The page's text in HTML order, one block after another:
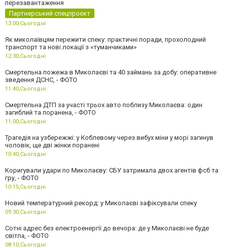
перезавантаження
Партнерський спецпроєкт
13:00, Сьогодні
Як миколаївцям пережити спеку: практичні поради, прохолодний
транспорт та нові локації з «туманчиками»
12:30, Сьогодні
Смертельна пожежа в Миколаєві та 40 займань за добу: оперативне
зведення ДСНС, - ФОТО
11:40, Сьогодні
Смертельна ДТП за участі трьох авто поблизу Миколаєва: один
загиблий та поранена, - ФОТО
11:00, Сьогодні
Трагедія на узбережжі: у Коблевому через вибух міни у морі загинув
чоловік, ще дві жінки поранені
10:40, Сьогодні
Коригували удари по Миколаєву: СБУ затримала двох агентів фсб та
гру, - ФОТО
10:15, Сьогодні
Новий температурний рекорд: у Миколаєві зафіксували спеку
09:30, Сьогодні
Сотні адрес без електроенергії до вечора: де у Миколаєві не буде
світла, - ФОТО
08:10, Сьогодні